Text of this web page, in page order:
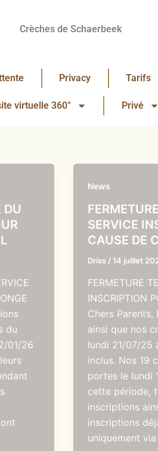
Crèches de Schaerbeek
Privacy Tarifs
virtuelle 360° Privé
DU
du
01/26
News
SERVICE
CAUSE DE
Driss / 14 juillet
FERMETURE
INSCRIPTION
Chers
ainsi que nos
lundi 21/07/25
inclus. Nos 19
portes le lundi
cette période,
inscriptions
inscriptions
uniquement